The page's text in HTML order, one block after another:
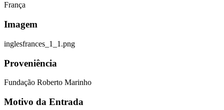
França
Imagem
inglesfrances_1_1.png
Proveniência
Fundação Roberto Marinho
Motivo da Entrada